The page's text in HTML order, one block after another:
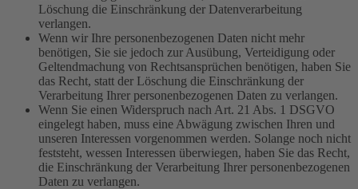
Löschung die Einschränkung der Datenverarbeitung
verlangen.
Wenn wir Ihre personenbezogenen Daten nicht mehr
benötigen, Sie sie jedoch zur Ausübung, Verteidigung oder
Geltendmachung von Rechtsansprüchen benötigen, haben Sie
das Recht, statt der Löschung die Einschränkung der
Verarbeitung Ihrer personenbezogenen Daten zu verlangen.
Wenn Sie einen Widerspruch nach Art. 21 Abs. 1 DSGVO
eingelegt haben, muss eine Abwägung zwischen Ihren und
unseren Interessen vorgenommen werden. Solange noch nicht
feststeht, wessen Interessen überwiegen, haben Sie das Recht,
die Einschränkung der Verarbeitung Ihrer personenbezogenen
Daten zu verlangen.